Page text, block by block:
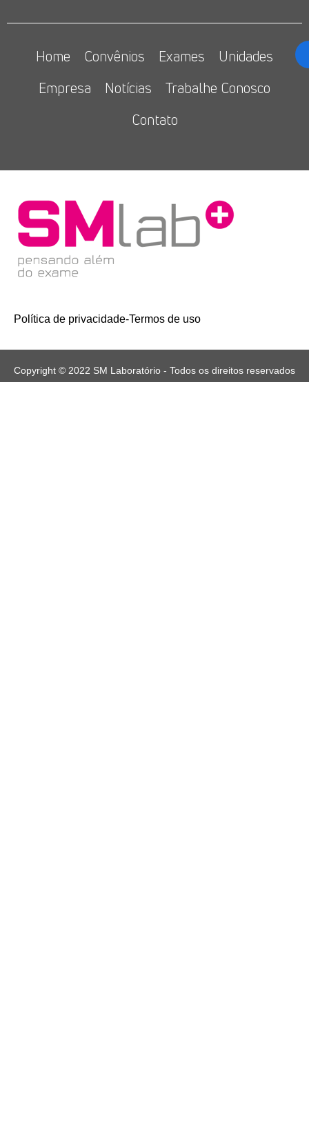
Home Convênios Exames
Unidades
Empresa
Notícias
Trabalhe Conosco
Contato
Política de privacidade-Termos de uso
Copyright © 2022 SM Laboratório - Todos os direitos reservados